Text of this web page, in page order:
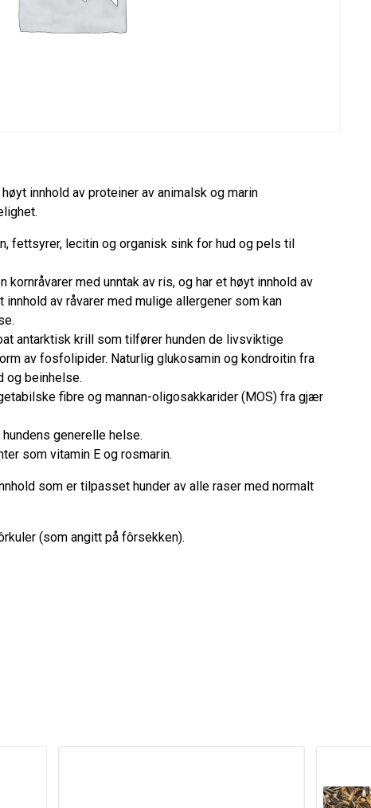
innhold av proteiner av animalsk og marin
fettsyrer, lecitin og organisk sink for hud og pels til
kornråvarer med unntak av ris, og har et høyt innhold av
av råvarer med mulige allergener som kan
antarktisk krill som tilfører hunden de livsviktige
av fosfolipider. Naturlig glukosamin og kondroitin fra
og beinhelse.
fibre og mannan-oligosakkarider (MOS) fra gjær
generelle helse.
som vitamin E og rosmarin.
som er tilpasset hunder av alle raser med normalt
(som angitt på fôrsekken).